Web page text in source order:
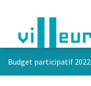
Budget participatif 2022